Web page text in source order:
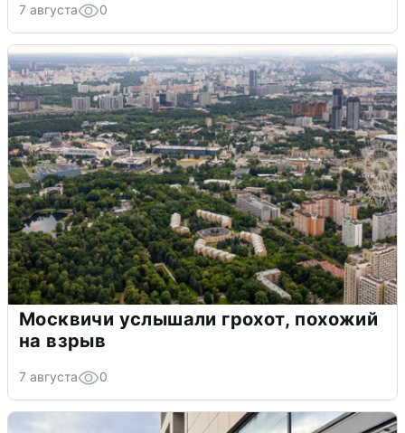
7 августа 0
Москвичи услышали грохот, похожий
на взрыв
7 августа 0